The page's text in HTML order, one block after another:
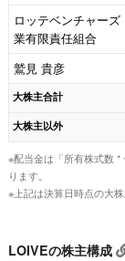
ロッテベンチャー
業有限責任組合
鷲見 貴彦
大株主合計
大株主以外
※配当金は「所有株式数
ります。
※上記は決算日時点の大株
LOIVEの株主構成